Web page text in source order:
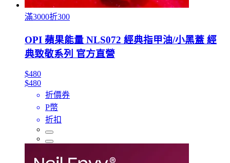
滿3000折300
OPI 蘋果能量 NLS072 經典指甲油/小黑蓋 經
典致敬系列 官方直營
$480
$480
折價券
P幣
折扣